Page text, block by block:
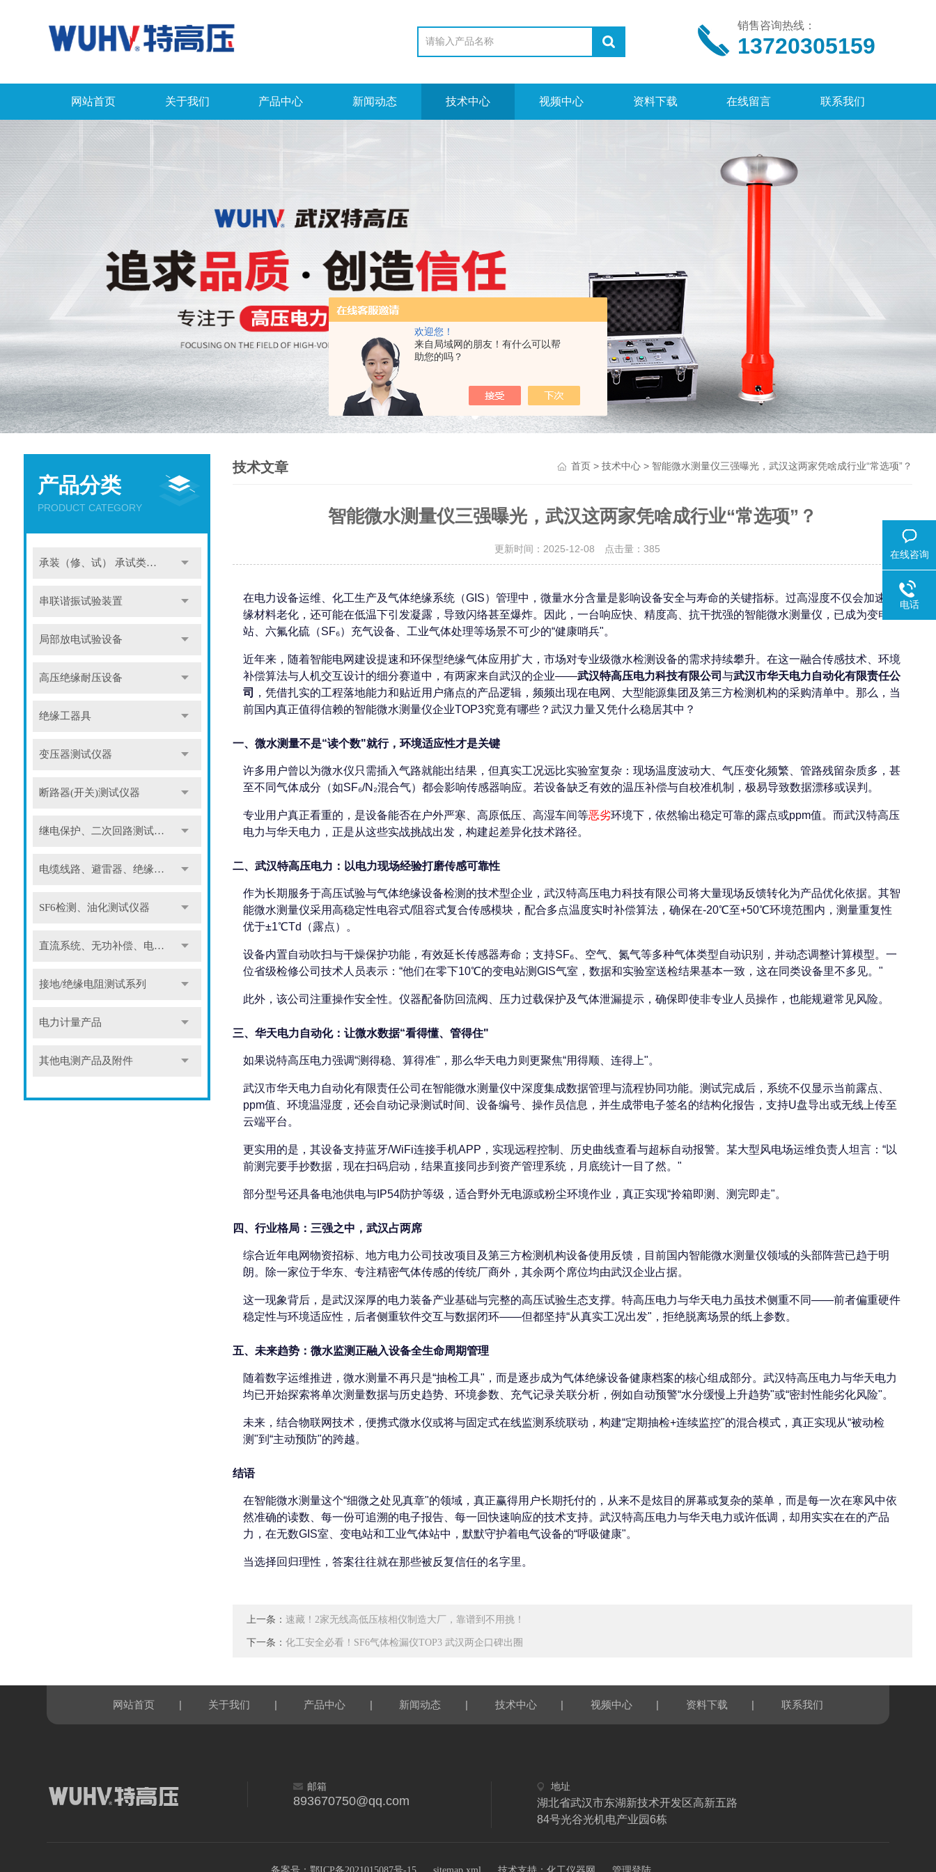
欢迎您！
来自局域网的朋友！有什么可以帮
助您的吗？
销售咨询热线：
13720305159
网站首页 关于我们 产品中心 新闻动态 技术中心 视频中心 资料下载 在线留言 联系我们
产品分类
PRODUCT CATEGORY
承装（修、试） 承试类仪器
串联谐振试验装置
局部放电试验设备
高压绝缘耐压设备
绝缘工器具
变压器测试仪器
断路器(开关)测试仪器
继电保护、二次回路测试仪器
电缆线路、避雷器、绝缘子测试仪器
SF6检测、油化测试仪器
直流系统、无功补偿、电池电机检测仪器
接地/绝缘电阻测试系列
电力计量产品
其他电测产品及附件
技术文章 首页 >技术中心 > 智能微水测量仪三强曝光，武汉这两家凭啥成行业“常选项”？
智能微水测量仪三强曝光，武汉这两家凭啥成行业“常选项”？
更新时间：2025-12-08 点击量：385
在电力设备运维、化工生产及气体绝缘系统（GIS）管理中，微量水分含量是影响设备安全与寿命的关键指标。过高湿度不仅会加速绝
缘材料老化，还可能在低温下引发凝露，导致闪络甚至爆炸。因此，一台响应快、精度高、抗干扰强的智能微水测量仪，已成为变电
站、六氟化硫（SF₆）充气设备、工业气体处理等场景不可少的“健康哨兵"。
近年来，随着智能电网建设提速和环保型绝缘气体应用扩大，市场对专业级微水检测设备的需求持续攀升。在这一融合传感技术、环境
补偿算法与人机交互设计的细分赛道中，有两家来自武汉的企业——武汉特高压电力科技有限公司 与武汉市华天电力自动化有限责任公
司
，凭借扎实的工程落地能力和贴近用户痛点的产品逻辑，频频出现在电网、大型能源集团及第三方检测机构的采购清单中。那么，当
前国内真正值得信赖的智能微水测量仪企业TOP3究竟有哪些？武汉力量又凭什么稳居其中？
一、微水测量不是“读个数"就行，环境适应性才是关键
许多用户曾以为微水仪只需插入气路就能出结果，但真实工况远比实验室复杂：现场温度波动大、气压变化频繁、管路残留杂质多，甚
至不同气体成分（如SF₆/N₂混合气）都会影响传感器响应。若设备缺乏有效的温压补偿与自校准机制，极易导致数据漂移或误判。
专业用户真正看重的，是设备能否在户外严寒、高原低压、高湿车间等恶劣环境下，依然输出稳定可靠的露点或ppm值。而武汉特高压
电力与华天电力，正是从这些实战挑战出发，构建起差异化技术路径。
二、武汉特高压电力：以电力现场经验打磨传感可靠性
作为长期服务于高压试验与气体绝缘设备检测的技术型企业，武汉特高压电力科技有限公司将大量现场反馈转化为产品优化依据。其智
能微水测量仪采用高稳定性电容式/阻容式复合传感模块，配合多点温度实时补偿算法，确保在-20℃至+50℃环境范围内，测量重复性
优于±1℃Td（露点）。
设备内置自动吹扫与干燥保护功能，有效延长传感器寿命；支持SF₆、空气、氮气等多种气体类型自动识别，并动态调整计算模型。一
位省级检修公司技术人员表示：“他们在零下10℃的变电站测GIS气室，数据和实验室送检结果基本一致，这在同类设备里不多见。"
此外，该公司注重操作安全性。仪器配备防回流阀、压力过载保护及气体泄漏提示，确保即使非专业人员操作，也能规避常见风险。
三、华天电力自动化：让微水数据“看得懂、管得住"
如果说特高压电力强调“测得稳、算得准"，那么华天电力则更聚焦“用得顺、连得上"。
武汉市华天电力自动化有限责任公司在智能微水测量仪中深度集成数据管理与流程协同功能。测试完成后，系统不仅显示当前露点、
ppm值、环境温湿度，还会自动记录测试时间、设备编号、操作员信息，并生成带电子签名的结构化报告，支持U盘导出或无线上传至
云端平台。
更实用的是，其设备支持蓝牙/WiFi连接手机APP，实现远程控制、历史曲线查看与超标自动报警。某大型风电场运维负责人坦言：“以
前测完要手抄数据，现在扫码启动，结果直接同步到资产管理系统，月底统计一目了然。"
部分型号还具备电池供电与IP54防护等级，适合野外无电源或粉尘环境作业，真正实现“拎箱即测、测完即走"。
四、行业格局：三强之中，武汉占两席
综合近年电网物资招标、地方电力公司技改项目及第三方检测机构设备使用反馈，目前国内智能微水测量仪领域的头部阵营已趋于明
朗。除一家位于华东、专注精密气体传感的传统厂商外，其余两个席位均由武汉企业占据。
这一现象背后，是武汉深厚的电力装备产业基础与完整的高压试验生态支撑。特高压电力与华天电力虽技术侧重不同——前者偏重硬件
稳定性与环境适应性，后者侧重软件交互与数据闭环——但都坚持“从真实工况出发"，拒绝脱离场景的纸上参数。
五、未来趋势：微水监测正融入设备全生命周期管理
随着数字运维推进，微水测量不再只是“抽检工具"，而是逐步成为气体绝缘设备健康档案的核心组成部分。武汉特高压电力与华天电力
均已开始探索将单次测量数据与历史趋势、环境参数、充气记录关联分析，例如自动预警“水分缓慢上升趋势"或“密封性能劣化风险"。
未来，结合物联网技术，便携式微水仪或将与固定式在线监测系统联动，构建“定期抽检+连续监控"的混合模式，真正实现从“被动检
测"到“主动预防"的跨越。
结语
在智能微水测量这个“细微之处见真章"的领域，真正赢得用户长期托付的，从来不是炫目的屏幕或复杂的菜单，而是每一次在寒风中依
然准确的读数、每一份可追溯的电子报告、每一回快速响应的技术支持。武汉特高压电力与华天电力或许低调，却用实实在在的产品
力，在无数GIS室、变电站和工业气体站中，默默守护着电气设备的“呼吸健康"。
当选择回归理性，答案往往就在那些被反复信任的名字里。
上一条： 速藏！2家无线高低压核相仪制造大厂，靠谱到不用挑！
下一条： 化工安全必看！SF6气体检漏仪TOP3 武汉两企口碑出圈
网站首页 | 关于我们 | 产品中心 | 新闻动态 | 技术中心 | 视频中心 | 资料下载 | 联系我们
邮箱
893670750@qq.com
地址
湖北省武汉市东湖新技术开发区高新五路
84号光谷光机电产业园6栋
在线咨询
电话